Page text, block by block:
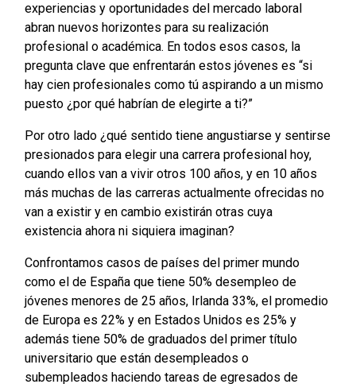
experiencias y oportunidades del mercado laboral
abran nuevos horizontes para su realización
profesional o académica. En todos esos casos, la
pregunta clave que enfrentarán estos jóvenes es “si
hay cien profesionales como tú aspirando a un mismo
puesto ¿por qué habrían de elegirte a ti?”
Por otro lado ¿qué sentido tiene angustiarse y sentirse
presionados para elegir una carrera profesional hoy,
cuando ellos van a vivir otros 100 años, y en 10 años
más muchas de las carreras actualmente ofrecidas no
van a existir y en cambio existirán otras cuya
existencia ahora ni siquiera imaginan?
Confrontamos casos de países del primer mundo
como el de España que tiene 50% desempleo de
jóvenes menores de 25 años, Irlanda 33%, el promedio
de Europa es 22% y en Estados Unidos es 25% y
además tiene 50% de graduados del primer título
universitario que están desempleados o
subempleados haciendo tareas de egresados de